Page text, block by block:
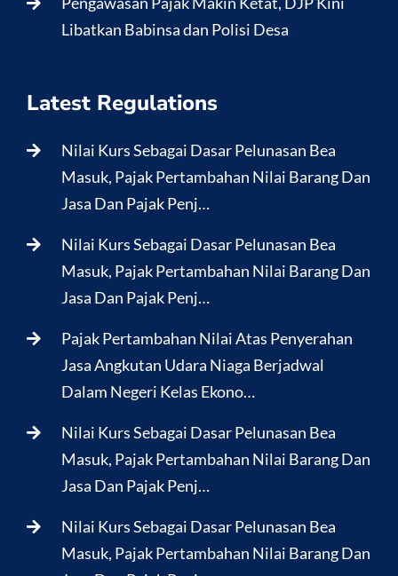
Libatkan Babinsa dan Polisi Desa
Latest Regulations
Nilai Kurs Sebagai Dasar Pelunasan Bea
Masuk, Pajak Pertambahan Nilai Barang Dan
Jasa Dan Pajak Penj…
Nilai Kurs Sebagai Dasar Pelunasan Bea
Masuk, Pajak Pertambahan Nilai Barang Dan
Jasa Dan Pajak Penj…
Pajak Pertambahan Nilai Atas Penyerahan
Jasa Angkutan Udara Niaga Berjadwal
Dalam Negeri Kelas Ekono…
Nilai Kurs Sebagai Dasar Pelunasan Bea
Masuk, Pajak Pertambahan Nilai Barang Dan
Jasa Dan Pajak Penj…
Nilai Kurs Sebagai Dasar Pelunasan Bea
Masuk, Pajak Pertambahan Nilai Barang Dan